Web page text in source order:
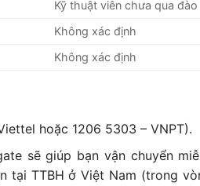
Kỹ thuật viên chưa qua đào
Không xác định
Không xác định
hoặc 1206 5303 – VNPT).
sẽ giúp bạn vận chuyển
tại TTBH ở Việt Nam (trong